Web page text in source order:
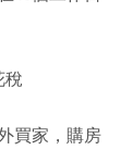
買家，購房